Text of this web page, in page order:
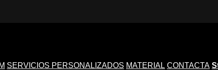
SERVICIOS PERSONALIZADOS MATERIAL CONTACTA